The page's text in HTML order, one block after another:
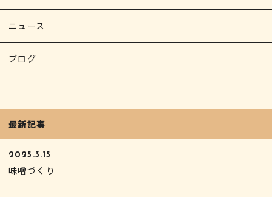
ニュース
ブログ
最新記事
2025.3.15
味噌づくり